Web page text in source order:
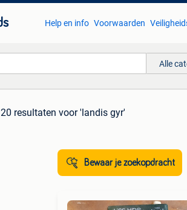
Help en info Voorwaarden
Alle
20 resultaten voor 'landis gyr'
Bewaar je zoekopdracht